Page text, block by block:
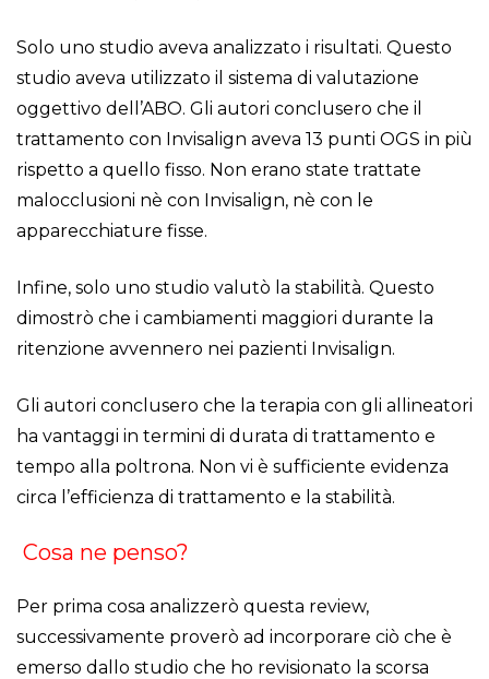
Solo uno studio aveva analizzato i risultati. Questo
studio aveva utilizzato il sistema di valutazione
oggettivo dell’ABO. Gli autori conclusero che il
trattamento con Invisalign aveva 13 punti OGS in più
rispetto a quello fisso. Non erano state trattate
malocclusioni nè con Invisalign, nè con le
apparecchiature fisse.
Infine, solo uno studio valutò la stabilità. Questo
dimostrò che i cambiamenti maggiori durante la
ritenzione avvennero nei pazienti Invisalign.
Gli autori conclusero che la terapia con gli allineatori
ha vantaggi in termini di durata di trattamento e
tempo alla poltrona. Non vi è sufficiente evidenza
circa l’efficienza di trattamento e la stabilità.
Cosa ne penso?
Per prima cosa analizzerò questa review,
successivamente proverò ad incorporare ciò che è
emerso dallo studio che ho revisionato la scorsa